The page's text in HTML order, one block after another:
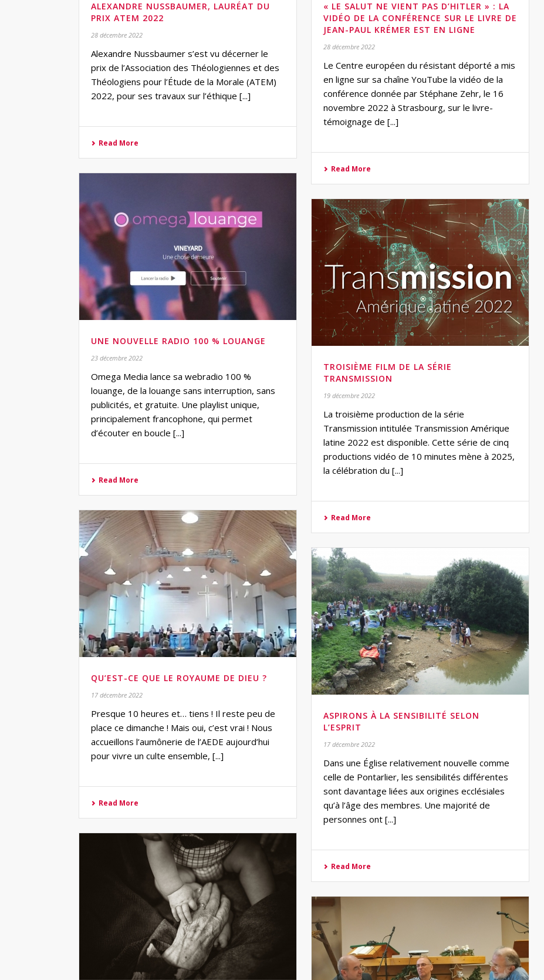
ALEXANDRE NUSSBAUMER, LAURÉAT DU
PRIX ATEM 2022
28 décembre 2022
Alexandre Nussbaumer s’est vu décerner le
prix de l’Association des Théologiennes et des
Théologiens pour l’Étude de la Morale (ATEM)
2022, pour ses travaux sur l’éthique [...]
Read More
« LE SALUT NE VIENT PAS D’HITLER » : LA
VIDÉO DE LA CONFÉRENCE SUR LE LIVRE DE
JEAN-PAUL KRÉMER EST EN LIGNE
28 décembre 2022
Le Centre européen du résistant déporté a mis
en ligne sur sa chaîne YouTube la vidéo de la
conférence donnée par Stéphane Zehr, le 16
novembre 2022 à Strasbourg, sur le livre-
témoignage de [...]
Read More
UNE NOUVELLE RADIO 100 % LOUANGE
23 décembre 2022
Omega Media lance sa webradio 100 %
louange, de la louange sans interruption, sans
publicités, et gratuite. Une playlist unique,
principalement francophone, qui permet
d’écouter en boucle [...]
Read More
TROISIÈME FILM DE LA SÉRIE
TRANSMISSION
19 décembre 2022
La troisième production de la série
Transmission intitulée Transmission Amérique
latine 2022 est disponible. Cette série de cinq
productions vidéo de 10 minutes mène à 2025,
la célébration du [...]
Read More
QU’EST-CE QUE LE ROYAUME DE DIEU ?
17 décembre 2022
Presque 10 heures et… tiens ! Il reste peu de
place ce dimanche ! Mais oui, c’est vrai ! Nous
accueillons l’aumônerie de l’AEDE aujourd’hui
pour vivre un culte ensemble, [...]
Read More
ASPIRONS À LA SENSIBILITÉ SELON
L’ESPRIT
17 décembre 2022
Dans une Église relativement nouvelle comme
celle de Pontarlier, les sensibilités différentes
sont davantage liées aux origines ecclésiales
qu’à l’âge des membres. Une majorité de
personnes ont [...]
Read More